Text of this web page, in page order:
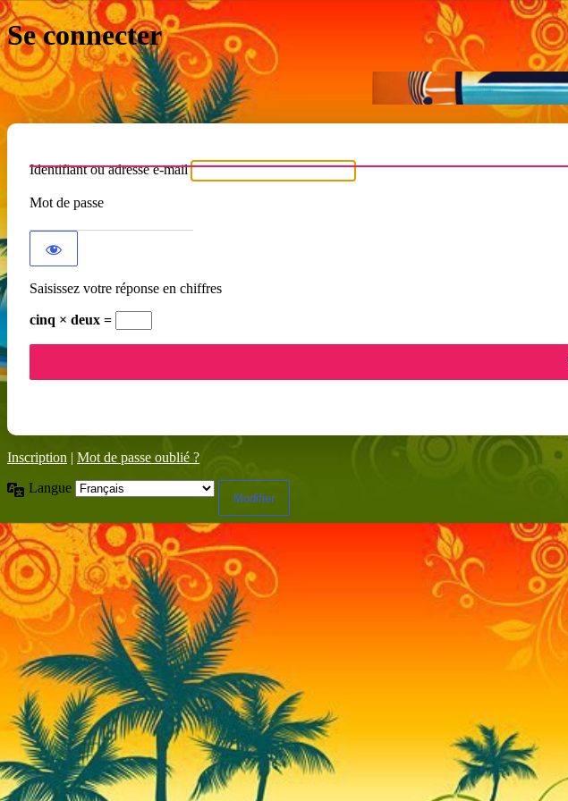
Se connecter
Identifiant ou adresse e-mail
Mot de passe
Saisissez votre réponse en chiffres
cinq × deux =
Inscription | Mot de passe oublié ?
Langue